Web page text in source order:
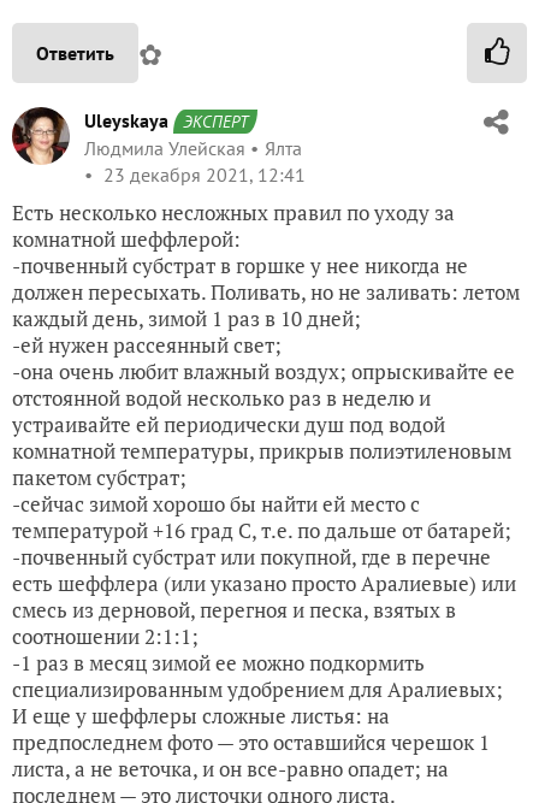
Ответить ✿
Uleyskaya ЭКСПЕРТ
Людмила Улейская
Ялта
23 декабря 2021, 12:41
Есть несколько несложных правил по уходу за
комнатной шеффлерой:
-почвенный субстрат в горшке у нее никогда не
должен пересыхать. Поливать, но не заливать: летом
каждый день, зимой 1 раз в 10 дней;
-ей нужен рассеянный свет;
-она очень любит влажный воздух; опрыскивайте ее
отстоянной водой несколько раз в неделю и
устраивайте ей периодически душ под водой
комнатной температуры, прикрыв полиэтиленовым
пакетом субстрат;
-сейчас зимой хорошо бы найти ей место с
температурой +16 град С, т.е. по дальше от батарей;
-почвенный субстрат или покупной, где в перечне
есть шеффлера (или указано просто Аралиевые) или
смесь из дерновой, перегноя и песка, взятых в
соотношении 2:1:1;
-1 раз в месяц зимой ее можно подкормить
специализированным удобрением для Аралиевых;
И еще у шеффлеры сложные листья: на
предпоследнем фото — это оставшийся черешок 1
листа, а не веточка, и он все-равно опадет; на
последнем — это листочки одного листа.